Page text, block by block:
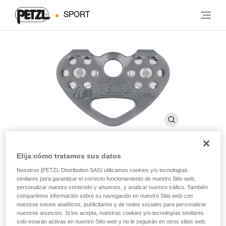
SPORT
TANDEM®SPEED
Polea doble de alto rendimiento para los
desplazamientos por cuerda
Elija cómo tratamos sus datos
Nosotros [PETZL Distribution SAS) utilizamos cookies y/o tecnologías
similares para garantizar el correcto funcionamiento de nuestro Sitio web,
personalizar nuestro contenido y anuncios, y analizar nuestro tráfico. También
compartimos información sobre su navegación en nuestro Sitio web con
nuestros socios analíticos, publicitarios y de redes sociales para personalizar
nuestros anuncios. Si los acepta, nuestras cookies y/o tecnologías similares
solo estarán activas en nuestro Sitio web y no le seguirán en otros sitios web.